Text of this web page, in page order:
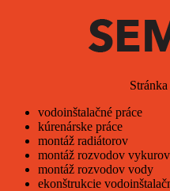
vodoinštalačné práce
kúrenárske práce
montáž radiátorov
montáž rozvodov
montáž rozvodov vody
ekonštrukcie